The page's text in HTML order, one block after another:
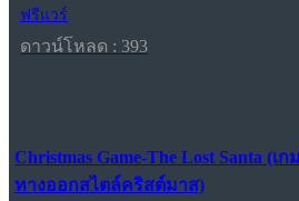
ฟรีแวร์
ดาวน์โหลด : 393
Christmas Game-The Lost Santa (
ทางออกสไตล์คริสต์มาส)